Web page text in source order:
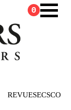
REVUESECSCO
0